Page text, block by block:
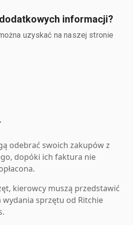
informacji?
uzyskać na naszej stronie
odebrać swoich zakupów z
dopóki ich faktura nie
kierowcy muszą przedstawić
sprzętu od Ritchie